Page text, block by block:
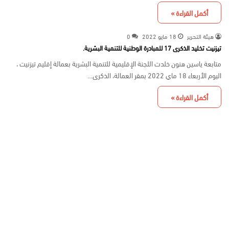
أكمل القراءة »
هيئة التحرير 18 مايو 2022 0
تيزنيت تخليد الذكرى 17 للمبادرة الوطنية للتنمية البشرية.
متابعة ياسين هنون خلدت اللجنة الإقليمية للتنمية البشرية بعمالة إقليم تيزنيت ،
اليوم الأربعاء 18 ماي 2022 بمقر العمالة، الذكرى…
أكمل القراءة »